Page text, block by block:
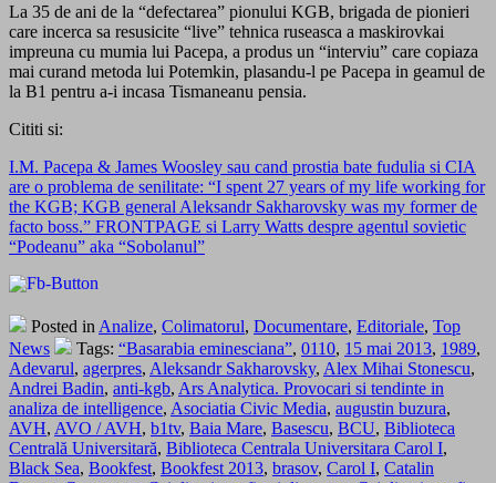
La 35 de ani de la “defectarea” pionului KGB, brigada de pionieri
care incerca sa resusicite “live” tehnica ruseasca a maskirovkai
impreuna cu mumia lui Pacepa, a produs un “interviu” care copiaza
mai curand metoda lui Potemkin, plasandu-l pe Pacepa in geamul de
la B1 pentru a-i incasa Tismaneanu pensia.
Cititi si:
I.M. Pacepa & James Woosley sau cand prostia bate fudulia si CIA
are o problema de senilitate: “I spent 27 years of my life working for
the KGB; KGB general Aleksandr Sakharovsky was my former de
facto boss.” FRONTPAGE si Larry Watts despre agentul sovietic
“Podeanu” aka “Sobolanul”
Posted in Analize, Colimatorul, Documentare, Editoriale, Top
News
Tags: “Basarabia eminesciana”, 0110, 15 mai 2013, 1989,
Adevarul, agerpres, Aleksandr Sakharovsky, Alex Mihai Stonescu,
Andrei Badin, anti-kgb, Ars Analytica. Provocari si tendinte in
analiza de intelligence, Asociatia Civic Media, augustin buzura,
AVH, AVO / AVH, b1tv, Baia Mare, Basescu, BCU, Biblioteca
Centrală Universitară, Biblioteca Centrala Universitara Carol I,
Black Sea, Bookfest, Bookfest 2013, brasov, Carol I, Catalin